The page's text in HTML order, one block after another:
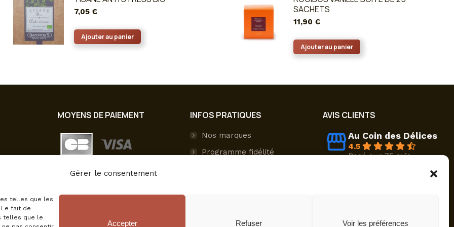
Gérer le consentement
telles que les
fait de
telles que le
Accepter Refuser Voir les préférences
7,05€
Ajouter au panier
SACHETS
11,90 €
Ajouter au panier
MOYENS DE PAIEMENT INFOS PRATIQUES
Nos marques
Programme fidélité
AVIS CLIENTS
Au Coin des Délices
4.5
Basé sur 75 avis